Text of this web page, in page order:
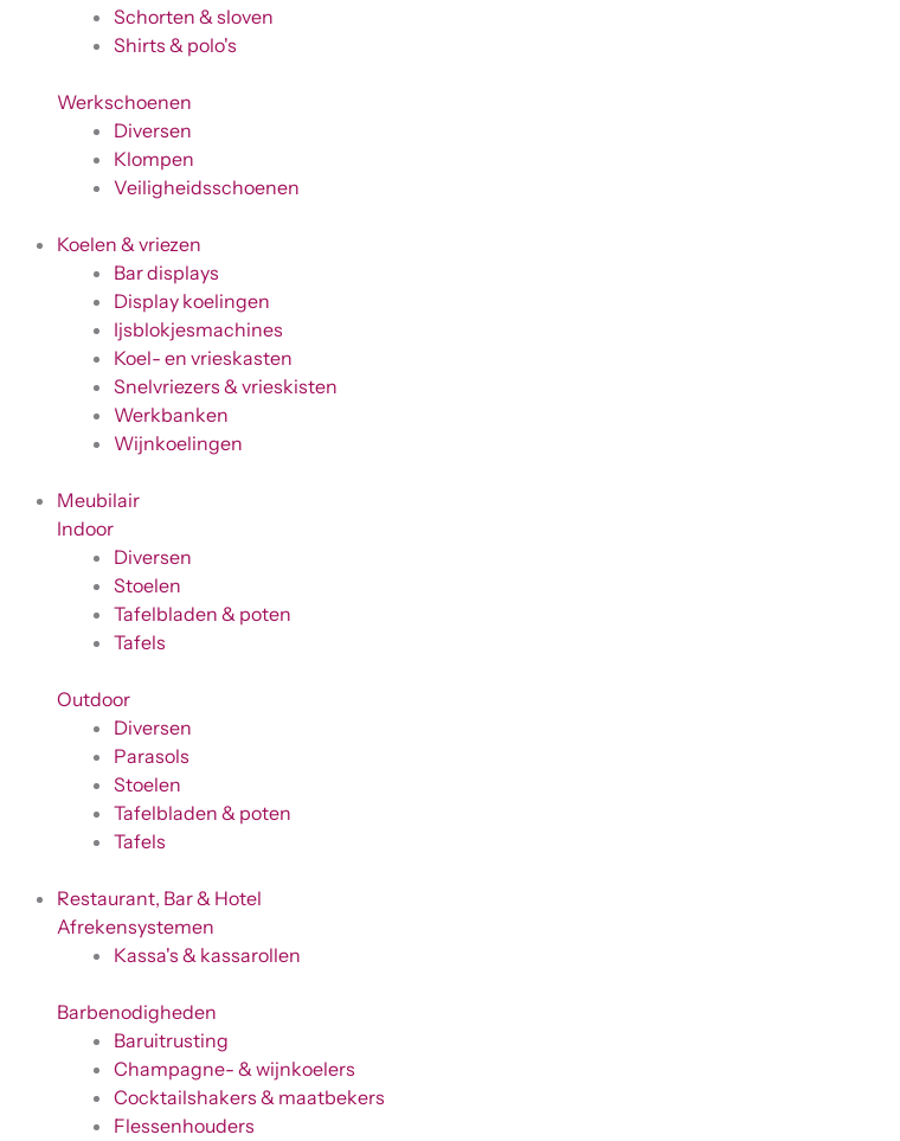
Schorten & sloven
Shirts & polo's
Werkschoenen
Diversen
Klompen
Veiligheidsschoenen
Koelen & vriezen
Bar displays
Display koelingen
Ijsblokjesmachines
Koel- en vrieskasten
Snelvriezers & vrieskisten
Werkbanken
Wijnkoelingen
Meubilair
Indoor
Diversen
Stoelen
Tafelbladen & poten
Tafels
Outdoor
Diversen
Parasols
Stoelen
Tafelbladen & poten
Tafels
Restaurant, Bar & Hotel
Afrekensystemen
Kassa's & kassarollen
Barbenodigheden
Baruitrusting
Champagne- & wijnkoelers
Cocktailshakers & maatbekers
Flessenhouders